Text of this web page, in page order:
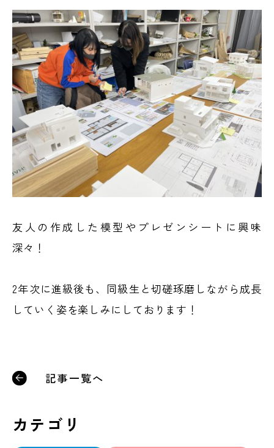
友人の作成した模型やプレゼンシートに興味
深々！
2年次に進級後も、同級生と切磋琢磨しながら成長
していく姿を楽しみにしております！
記事一覧へ
カテゴリ